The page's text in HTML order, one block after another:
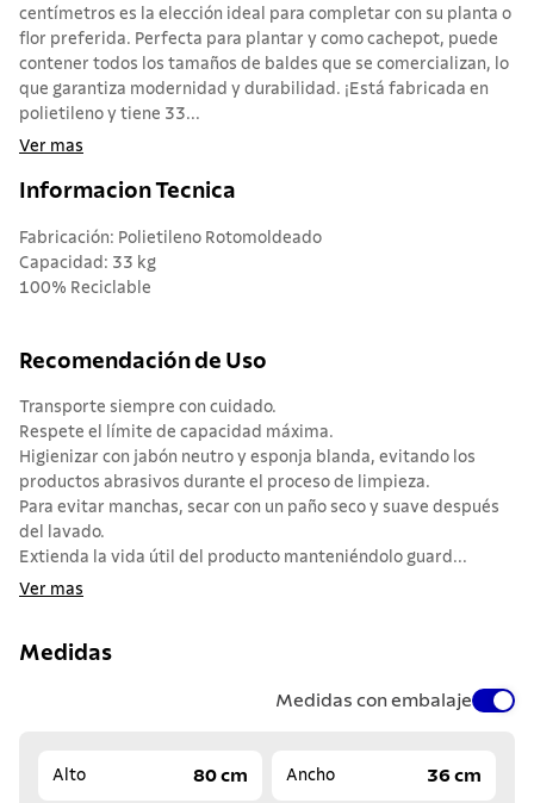
centímetros es la elección ideal para completar con su planta o
flor preferida. Perfecta para plantar y como cachepot, puede
contener todos los tamaños de baldes que se comercializan, lo
que garantiza modernidad y durabilidad. ¡Está fabricada en
polietileno y tiene 33...
Ver mas
Informacion Tecnica
Fabricación: Polietileno Rotomoldeado
Capacidad: 33 kg
100% Reciclable
Recomendación de Uso
Transporte siempre con cuidado.
Respete el límite de capacidad máxima.
Higienizar con jabón neutro y esponja blanda, evitando los
productos abrasivos durante el proceso de limpieza.
Para evitar manchas, secar con un paño seco y suave después
del lavado.
Extienda la vida útil del producto manteniéndolo guard...
Ver mas
Medidas
Medidas con embalaje
Alto 80 cm Ancho 36 cm